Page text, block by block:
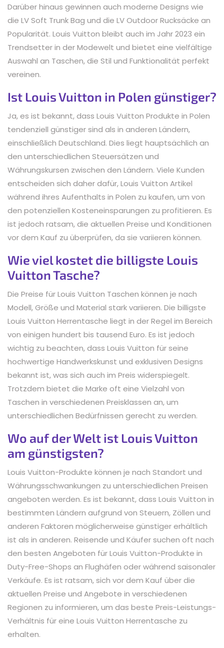
Darüber hinaus gewinnen auch moderne Designs wie
die LV Soft Trunk Bag und die LV Outdoor Rucksäcke an
Popularität. Louis Vuitton bleibt auch im Jahr 2023 ein
Trendsetter in der Modewelt und bietet eine vielfältige
Auswahl an Taschen, die Stil und Funktionalität perfekt
vereinen.
Ist Louis Vuitton in Polen günstiger?
Ja, es ist bekannt, dass Louis Vuitton Produkte in Polen
tendenziell günstiger sind als in anderen Ländern,
einschließlich Deutschland. Dies liegt hauptsächlich an
den unterschiedlichen Steuersätzen und
Währungskursen zwischen den Ländern. Viele Kunden
entscheiden sich daher dafür, Louis Vuitton Artikel
während ihres Aufenthalts in Polen zu kaufen, um von
den potenziellen Kosteneinsparungen zu profitieren. Es
ist jedoch ratsam, die aktuellen Preise und Konditionen
vor dem Kauf zu überprüfen, da sie variieren können.
Wie viel kostet die billigste Louis
Vuitton Tasche?
Die Preise für Louis Vuitton Taschen können je nach
Modell, Größe und Material stark variieren. Die billigste
Louis Vuitton Herrentasche liegt in der Regel im Bereich
von einigen hundert bis tausend Euro. Es ist jedoch
wichtig zu beachten, dass Louis Vuitton für seine
hochwertige Handwerkskunst und exklusiven Designs
bekannt ist, was sich auch im Preis widerspiegelt.
Trotzdem bietet die Marke oft eine Vielzahl von
Taschen in verschiedenen Preisklassen an, um
unterschiedlichen Bedürfnissen gerecht zu werden.
Wo auf der Welt ist Louis Vuitton
am günstigsten?
Louis Vuitton-Produkte können je nach Standort und
Währungsschwankungen zu unterschiedlichen Preisen
angeboten werden. Es ist bekannt, dass Louis Vuitton in
bestimmten Ländern aufgrund von Steuern, Zöllen und
anderen Faktoren möglicherweise günstiger erhältlich
ist als in anderen. Reisende und Käufer suchen oft nach
den besten Angeboten für Louis Vuitton-Produkte in
Duty-Free-Shops an Flughäfen oder während saisonaler
Verkäufe. Es ist ratsam, sich vor dem Kauf über die
aktuellen Preise und Angebote in verschiedenen
Regionen zu informieren, um das beste Preis-Leistungs-
Verhältnis für eine Louis Vuitton Herrentasche zu
erhalten.